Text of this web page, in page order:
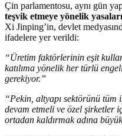
Çin parlamentosu, aynı gün
teşvik etmeye yönelik
Xi Jinping’in, devlet
ifadelere yer verildi:
“Üretim faktörlerinin eşit
katılıma yönelik her türlü
gerekiyor.”
“Pekin, altyapı sektörünü tüm
devam etmeli ve özel şirketler
ortadan kaldırmak adına